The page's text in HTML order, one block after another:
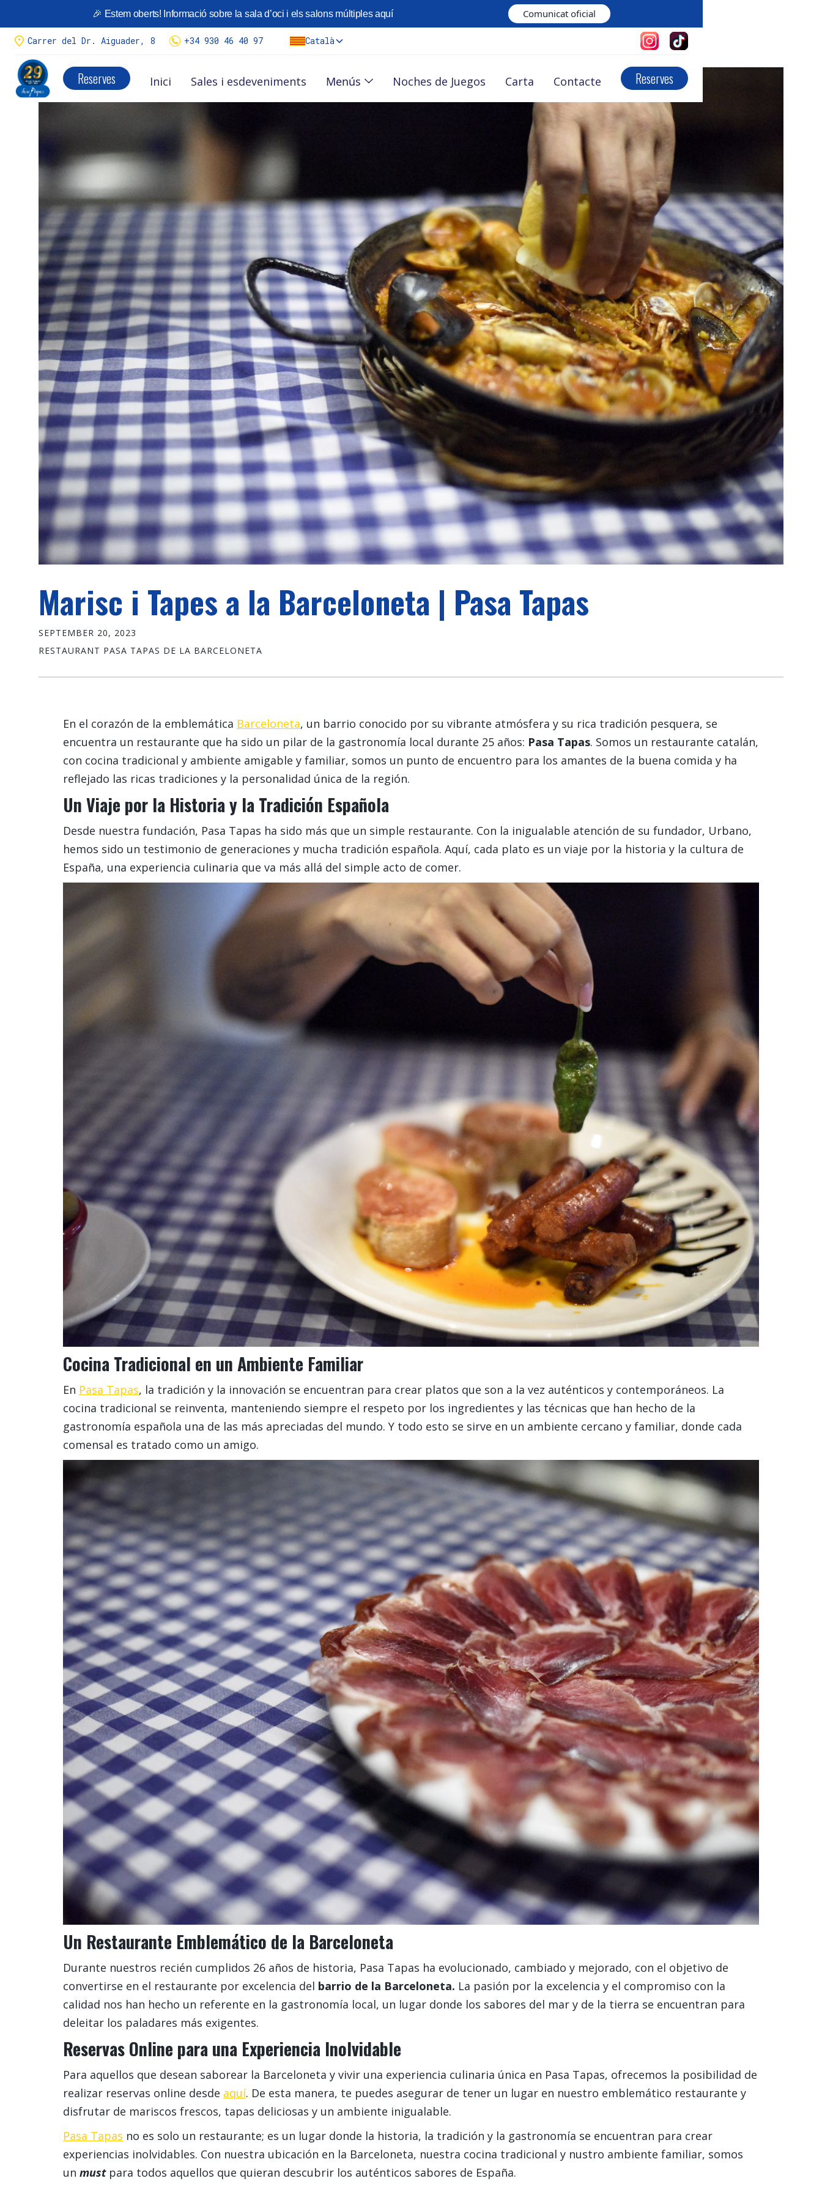
¡Llego la temporada deCalçots!
Tenemos variedad de menús.
Menús calçots y reserva aquí
🎉 Estem oberts! Informació sobre la sala d’oci i els salons múltiples aquí Comunicat oficial
Carrer del Dr. Aiguader, 8 +34 930 46 40 97 Català
Reserves Inici Sales i esdeveniments Menús Noches de Juegos Carta Contacte Reserves
Marisc i Tapes a la Barceloneta | Pasa Tapas
SEPTEMBER 20, 2023
RESTAURANT PASA TAPAS DE LA BARCELONETA
En el corazón de la emblemática Barceloneta, un barrio conocido por su vibrante atmósfera y su rica tradición pesquera, se
encuentra un restaurante que ha sido un pilar de la gastronomía local durante 25 años: Pasa Tapas. Somos un restaurante catalán,
con cocina tradicional y ambiente amigable y familiar, somos un punto de encuentro para los amantes de la buena comida y ha
reflejado las ricas tradiciones y la personalidad única de la región.
Un Viaje por la Historia y la Tradición Española
Desde nuestra fundación, Pasa Tapas ha sido más que un simple restaurante. Con la inigualable atención de su fundador, Urbano,
hemos sido un testimonio de generaciones y mucha tradición española. Aquí, cada plato es un viaje por la historia y la cultura de
España, una experiencia culinaria que va más allá del simple acto de comer.
Cocina Tradicional en un Ambiente Familiar
En Pasa Tapas, la tradición y la innovación se encuentran para crear platos que son a la vez auténticos y contemporáneos. La
cocina tradicional se reinventa, manteniendo siempre el respeto por los ingredientes y las técnicas que han hecho de la
gastronomía española una de las más apreciadas del mundo. Y todo esto se sirve en un ambiente cercano y familiar, donde cada
comensal es tratado como un amigo.
Un Restaurante Emblemático de la Barceloneta
Durante nuestros recién cumplidos 26 años de historia, Pasa Tapas ha evolucionado, cambiado y mejorado, con el objetivo de
convertirse en el restaurante por excelencia del barrio de la Barceloneta. La pasión por la excelencia y el compromiso con la
calidad nos han hecho un referente en la gastronomía local, un lugar donde los sabores del mar y de la tierra se encuentran para
deleitar los paladares más exigentes.
Reservas Online para una Experiencia Inolvidable
Para aquellos que desean saborear la Barceloneta y vivir una experiencia culinaria única en Pasa Tapas, ofrecemos la posibilidad de
realizar reservas online desde aquí. De esta manera, te puedes asegurar de tener un lugar en nuestro emblemático restaurante y
disfrutar de mariscos frescos, tapas deliciosas y un ambiente inigualable.
Pasa Tapas no es solo un restaurante; es un lugar donde la historia, la tradición y la gastronomía se encuentran para crear
experiencias inolvidables. Con nuestra ubicación en la Barceloneta, nuestra cocina tradicional y nustro ambiente familiar, somos
un mustpara todos aquellos que quieran descubrir los auténticos sabores de España.